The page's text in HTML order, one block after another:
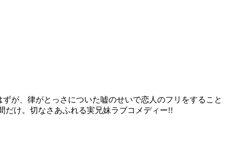
が、律がとっさについた嘘のせいで恋人のフリをすること
け。切なさあふれる実兄妹ラブコメディー!!